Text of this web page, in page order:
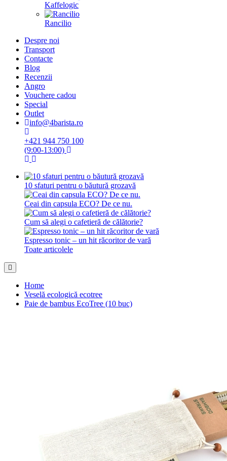
Kaffelogic
Rancilio
Despre noi
Transport
Contacte
Blog
Recenzii
Angro
Vouchere cadou
Special
Outlet
info@4barista.ro
+421 944 750 100
(9:00-13:00)
10 sfaturi pentru o băutură grozavă
Ceai din capsula ECO? De ce nu.
Cum să alegi o cafetieră de călătorie?
Espresso tonic – un hit răcoritor de vară
Toate articolele
Home
Veselă ecologică ecotree
Paie de bambus EcoTree (10 buc)